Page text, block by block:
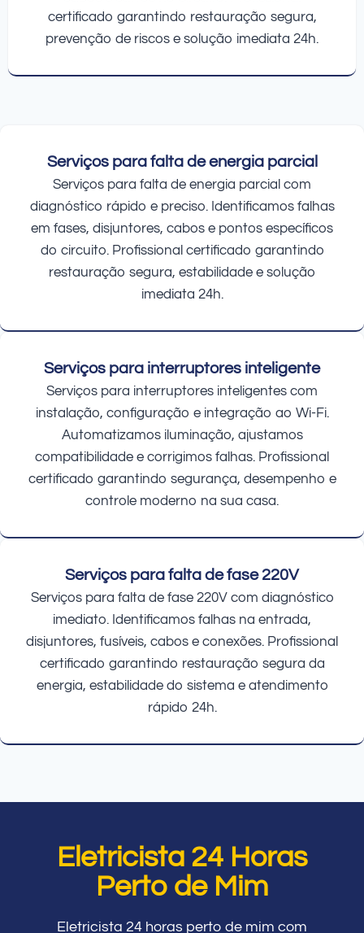
certificado garantindo restauração segura,
prevenção de riscos e solução imediata 24h.
Serviços para falta de energia parcial
Serviços para falta de energia parcial com
diagnóstico rápido e preciso. Identificamos falhas
em fases, disjuntores, cabos e pontos específicos
do circuito. Profissional certificado garantindo
restauração segura, estabilidade e solução
imediata 24h.
Serviços para interruptores inteligente
Serviços para interruptores inteligentes com
instalação, configuração e integração ao Wi-Fi.
Automatizamos iluminação, ajustamos
compatibilidade e corrigimos falhas. Profissional
certificado garantindo segurança, desempenho e
controle moderno na sua casa.
Serviços para falta de fase 220V
Serviços para falta de fase 220V com diagnóstico
imediato. Identificamos falhas na entrada,
disjuntores, fusíveis, cabos e conexões. Profissional
certificado garantindo restauração segura da
energia, estabilidade do sistema e atendimento
rápido 24h.
Eletricista 24 Horas
Perto de Mim
Eletricista 24 horas perto de mim com